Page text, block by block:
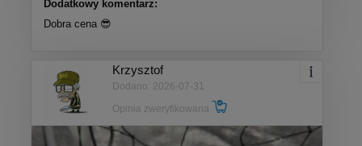
Dodatkowy komentarz:
Dobra cena 😎
Krzysztof
Dodano: 2026-07-31
Opinia zweryfikowana